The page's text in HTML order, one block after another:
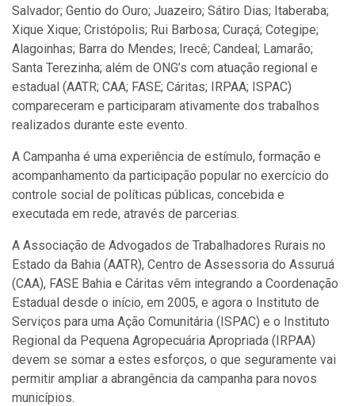
Salvador; Gentio do Ouro; Juazeiro; Sátiro Dias; Itaberaba;
Xique Xique; Cristópolis; Rui Barbosa; Curaçá; Cotegipe;
Alagoinhas; Barra do Mendes; Irecê; Candeal; Lamarão;
Santa Terezinha; além de ONG’s com atuação regional e
estadual (AATR; CAA; FASE; Cáritas; IRPAA; ISPAC)
compareceram e participaram ativamente dos trabalhos
realizados durante este evento.
A Campanha é uma experiência de estímulo, formação e
acompanhamento da participação popular no exercício do
controle social de políticas públicas, concebida e
executada em rede, através de parcerias.
A Associação de Advogados de Trabalhadores Rurais no
Estado da Bahia (AATR), Centro de Assessoria do Assuruá
(CAA), FASE Bahia e Cáritas vêm integrando a Coordenação
Estadual desde o início, em 2005, e agora o Instituto de
Serviços para uma Ação Comunitária (ISPAC) e o Instituto
Regional da Pequena Agropecuária Apropriada (IRPAA)
devem se somar a estes esforços, o que seguramente vai
permitir ampliar a abrangência da campanha para novos
municípios.